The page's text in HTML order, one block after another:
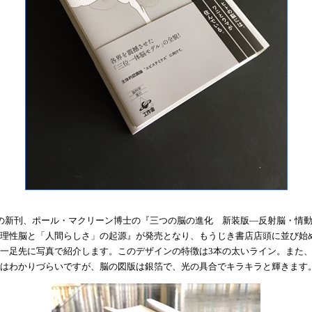
新刊、ポール・マクリーン博士の『三つの脳の進化 新装版―反射脳・情動
性脳と「人間らしさ」の起源』が発売となり、もうじき書店店頭に並び始
足先に写真で紹介します。このデザインの特徴は3本の太いライン。また
わかりづらいですが、脳の図版は銀箔で、光の具合でキラキラと輝きます。